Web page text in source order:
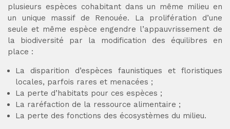
plusieurs espèces cohabitant dans un même milieu en
un unique massif de Renouée. La prolifération d’une
seule et même espèce engendre l’appauvrissement de
la biodiversité par la modification des équilibres en
place :
La disparition d’espèces faunistiques et floristiques
locales, parfois rares et menacées ;
La perte d’habitats pour ces espèces ;
La raréfaction de la ressource alimentaire ;
La perte des fonctions des écosystèmes du milieu.